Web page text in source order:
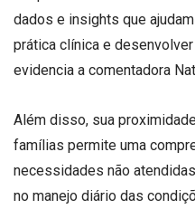
dados e insights que
prática clínica e
evidencia a comentadora
Além disso, sua
famílias permite uma
necessidades não
no manejo diário das